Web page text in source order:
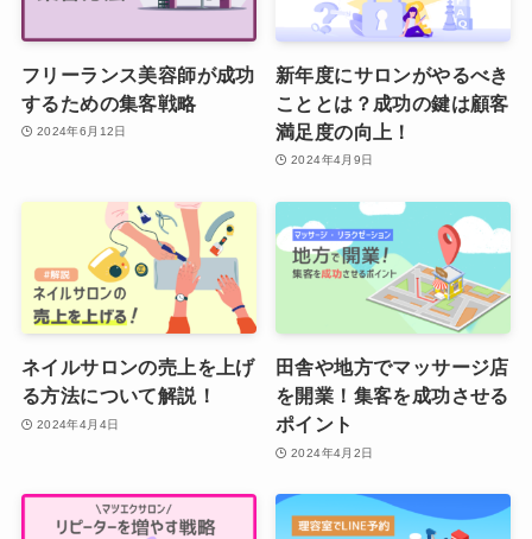
フリーランス美容師が成功
するための集客戦略
2024年6月12日
新年度にサロンがやるべき
こととは？成功の鍵は顧客
満足度の向上！
2024年4月9日
ネイルサロンの売上を上げ
る方法について解説！
2024年4月4日
田舎や地方でマッサージ店
を開業！集客を成功させる
ポイント
2024年4月2日